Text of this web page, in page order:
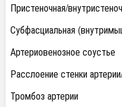
Пристеночная/
Субфасциальная
Артериовенозное соустье
Расслоение стенки
Тромбоз артерии